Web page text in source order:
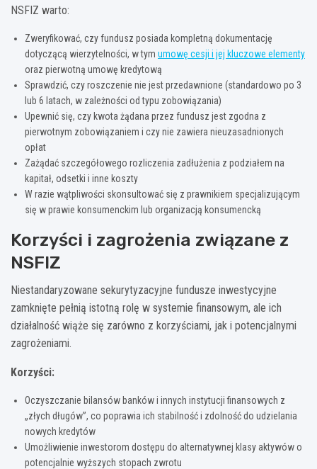
NSFIZ warto:
Zweryfikować, czy fundusz posiada kompletną dokumentację
dotyczącą wierzytelności, w tym umowę cesji i jej kluczowe elementy
oraz pierwotną umowę kredytową
Sprawdzić, czy roszczenie nie jest przedawnione (standardowo po 3
lub 6 latach, w zależności od typu zobowiązania)
Upewnić się, czy kwota żądana przez fundusz jest zgodna z
pierwotnym zobowiązaniem i czy nie zawiera nieuzasadnionych
opłat
Zażądać szczegółowego rozliczenia zadłużenia z podziałem na
kapitał, odsetki i inne koszty
W razie wątpliwości skonsultować się z prawnikiem specjalizującym
się w prawie konsumenckim lub organizacją konsumencką
Korzyści i zagrożenia związane z
NSFIZ
Niestandaryzowane sekurytyzacyjne fundusze inwestycyjne
zamknięte pełnią istotną rolę w systemie finansowym, ale ich
działalność wiąże się zarówno z korzyściami, jak i potencjalnymi
zagrożeniami.
Korzyści:
Oczyszczanie bilansów banków i innych instytucji finansowych z
„złych długów”, co poprawia ich stabilność i zdolność do udzielania
nowych kredytów
Umożliwienie inwestorom dostępu do alternatywnej klasy aktywów o
potencjalnie wyższych stopach zwrotu